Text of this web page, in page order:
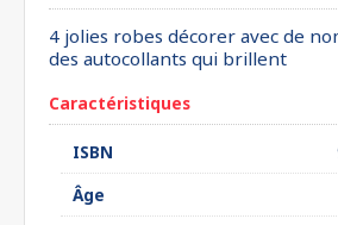
4 jolies robes décorer avec de
des autocollants qui brillent
Caractéristiques
ISBN
Âge